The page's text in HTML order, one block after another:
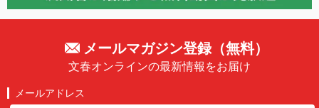
メールマガジン登録（無料）
文春オンラインの最新情報をお届け
メールアドレス